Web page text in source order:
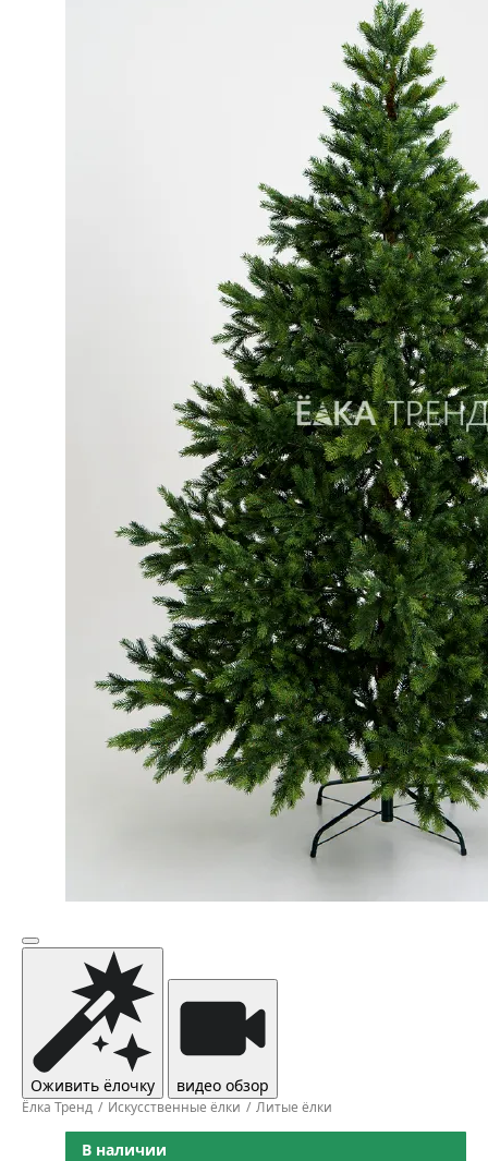
Оживить ёлочку видео обзор
Ёлка Тренд Искусственные ёлки Литые ёлки
В наличии